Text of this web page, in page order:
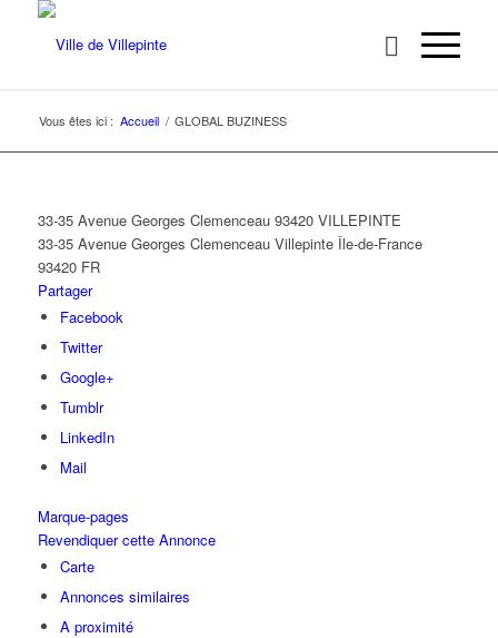
Vous êtes ici : Accueil / GLOBAL BUZINESS
33-35 Avenue Georges Clemenceau 93420 VILLEPINTE
33-35 Avenue Georges Clemenceau Villepinte Île-de-France
93420 FR
Partager
Facebook
Twitter
Google+
Tumblr
LinkedIn
Mail
Marque-pages
Revendiquer cette Annonce
Carte
Annonces similaires
A proximité